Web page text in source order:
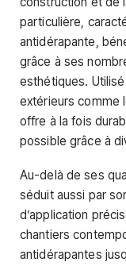
particulière,
antidérapante,
grâce à ses
esthétiques.
extérieurs comme
offre à la fois
possible grâce à
Au-delà de ses
séduit aussi par
d’application
chantiers
antidérapantes